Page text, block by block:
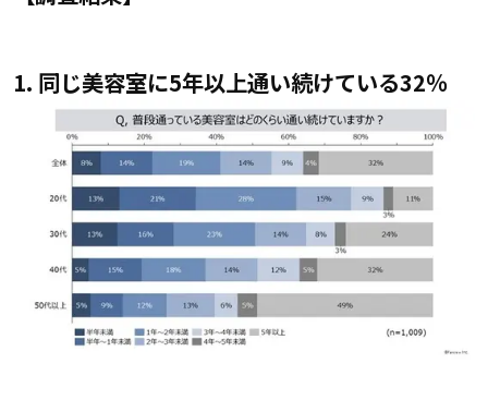
1. 同じ美容室に5年以上通い続けている32％